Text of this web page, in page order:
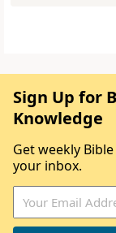
Sign Up for
Knowledge
Get weekly
your inbox.